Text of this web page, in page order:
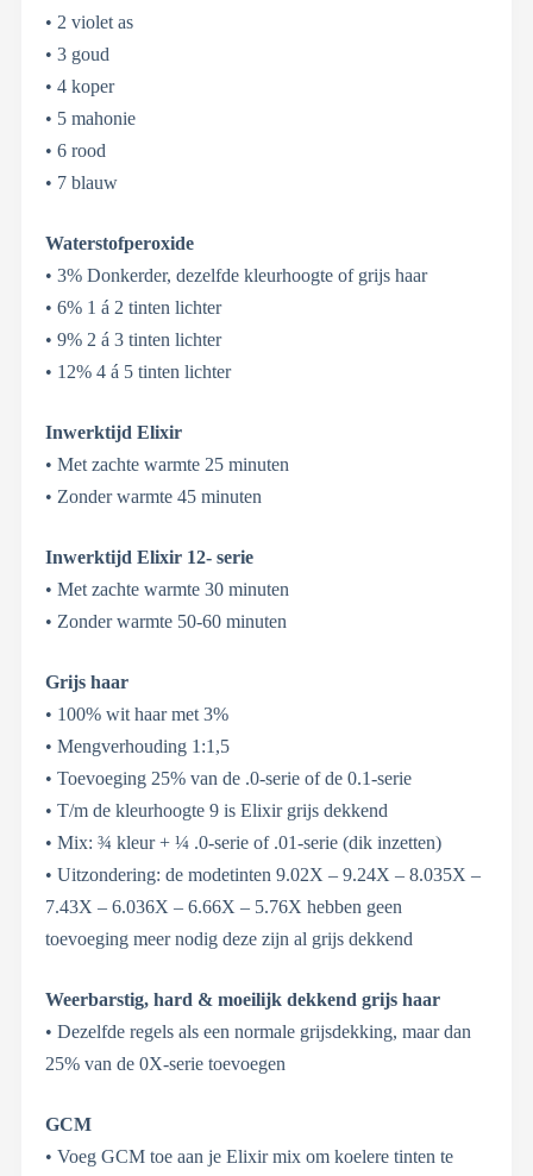
• 2 violet as
• 3 goud
• 4 koper
• 5 mahonie
• 6 rood
• 7 blauw
Waterstofperoxide
• 3% Donkerder, dezelfde kleurhoogte of grijs haar
• 6% 1 á 2 tinten lichter
• 9% 2 á 3 tinten lichter
• 12% 4 á 5 tinten lichter
Inwerktijd Elixir
• Met zachte warmte 25 minuten
• Zonder warmte 45 minuten
Inwerktijd Elixir 12- serie
• Met zachte warmte 30 minuten
• Zonder warmte 50-60 minuten
Grijs haar
• 100% wit haar met 3%
• Mengverhouding 1:1,5
• Toevoeging 25% van de .0-serie of de 0.1-serie
• T/m de kleurhoogte 9 is Elixir grijs dekkend
• Mix: ¾ kleur + ¼ .0-serie of .01-serie (dik inzetten)
• Uitzondering: de modetinten 9.02X – 9.24X – 8.035X –
7.43X – 6.036X – 6.66X – 5.76X hebben geen
toevoeging meer nodig deze zijn al grijs dekkend
Weerbarstig, hard & moeilijk dekkend grijs haar
• Dezelfde regels als een normale grijsdekking, maar dan
25% van de 0X-serie toevoegen
GCM
• Voeg GCM toe aan je Elixir mix om koelere tinten te